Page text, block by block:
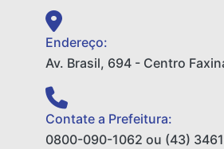
Endereço:
Av. Brasil, 694 - Centro
Contate a Prefeitura:
0800-090-1062 ou (43)